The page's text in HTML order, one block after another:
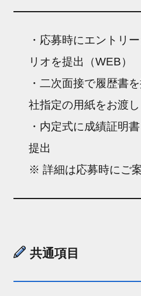
・応募時にエントリ
リオを提出（WEB）
・二次面接で履歴書
社指定の用紙をお渡し
・内定式に成績証明
提出
※ 詳細は応募時にご
共通項目